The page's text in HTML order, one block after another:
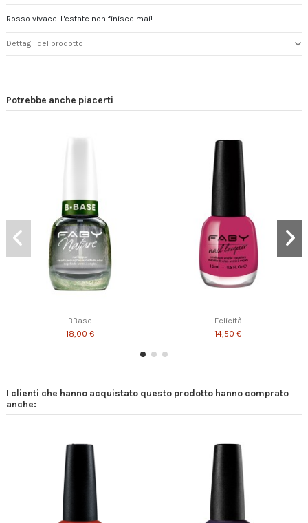
Rosso vivace. L'estate non finisce mai!
Dettagli del prodotto
Potrebbe anche piacerti
BBase
18,00 €
Felicità
14,50 €
I clienti che hanno acquistato questo prodotto hanno comprato
anche: